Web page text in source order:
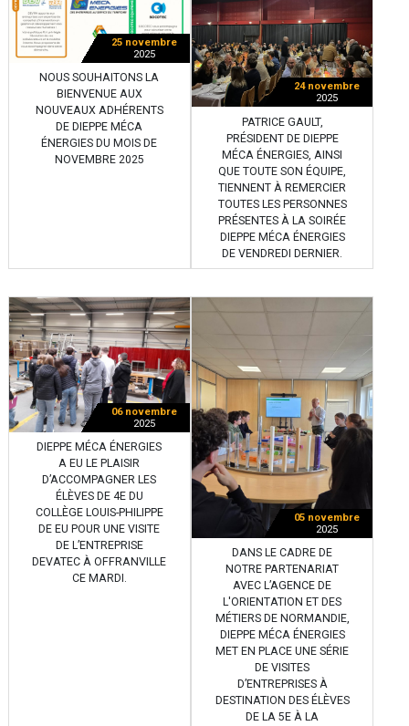
25 novembre
2025
NOUS SOUHAITONS LA
BIENVENUE AUX
NOUVEAUX ADHÉRENTS
DE DIEPPE MÉCA
ÉNERGIES DU MOIS DE
NOVEMBRE 2025
24 novembre
2025
PATRICE GAULT,
PRÉSIDENT DE DIEPPE
MÉCA ÉNERGIES, AINSI
QUE TOUTE SON ÉQUIPE,
TIENNENT À REMERCIER
TOUTES LES PERSONNES
PRÉSENTES À LA SOIRÉE
DIEPPE MÉCA ÉNERGIES
DE VENDREDI DERNIER.
06 novembre
2025
DIEPPE MÉCA ÉNERGIES
A EU LE PLAISIR
D’ACCOMPAGNER LES
ÉLÈVES DE 4E DU
COLLÈGE LOUIS-PHILIPPE
DE EU POUR UNE VISITE
DE L’ENTREPRISE
DEVATEC À OFFRANVILLE
CE MARDI.
05 novembre
2025
DANS LE CADRE DE
NOTRE PARTENARIAT
AVEC L’AGENCE DE
L'ORIENTATION ET DES
MÉTIERS DE NORMANDIE,
DIEPPE MÉCA ÉNERGIES
MET EN PLACE UNE SÉRIE
DE VISITES
D’ENTREPRISES À
DESTINATION DES ÉLÈVES
DE LA 5E À LA